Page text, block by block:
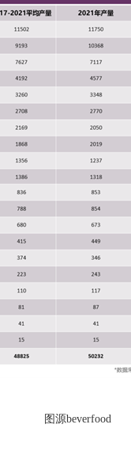
图源beverfood